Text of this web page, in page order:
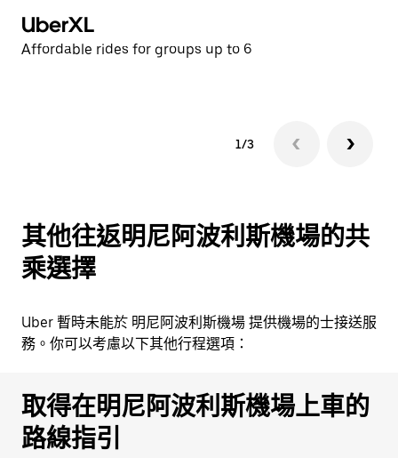
UberXL
Affordable rides for groups up to 6
1/3
其他往返明尼阿波利斯機場的共
乘選擇
Uber 暫時未能於 明尼阿波利斯機場 提供機場的士接送服
務。你可以考慮以下其他行程選項：
取得在明尼阿波利斯機場上車的
路線指引